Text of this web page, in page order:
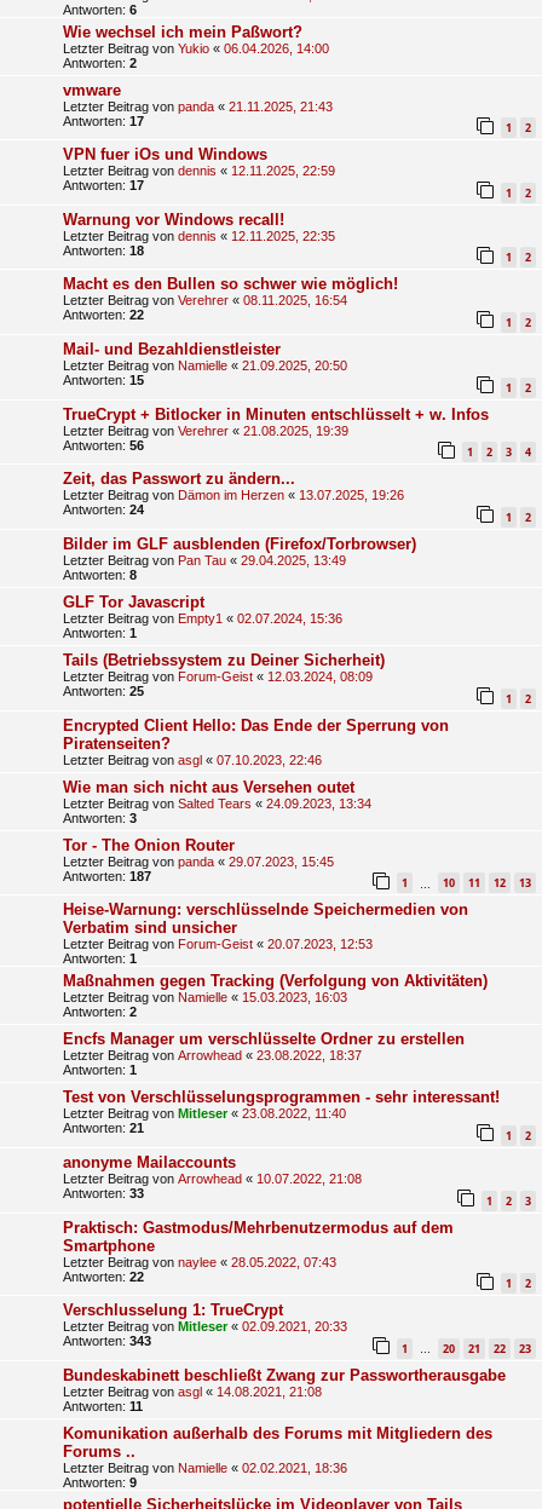
Antworten: 6
Wie wechsel ich mein Paßwort?
Letzter Beitrag von Yukio « 06.04.2026, 14:00
Antworten: 2
vmware
Letzter Beitrag von panda « 21.11.2025, 21:43
Antworten: 17 1 2
VPN fuer iOs und Windows
Letzter Beitrag von dennis « 12.11.2025, 22:59
Antworten: 17 1 2
Warnung vor Windows recall!
Letzter Beitrag von dennis « 12.11.2025, 22:35
Antworten: 18 1 2
Macht es den Bullen so schwer wie möglich!
Letzter Beitrag von Verehrer « 08.11.2025, 16:54
Antworten: 22 1 2
Mail- und Bezahldienstleister
Letzter Beitrag von Namielle « 21.09.2025, 20:50
Antworten: 15 1 2
TrueCrypt + Bitlocker in Minuten entschlüsselt + w. Infos
Letzter Beitrag von Verehrer « 21.08.2025, 19:39
Antworten: 56 1 2 3 4
Zeit, das Passwort zu ändern...
Letzter Beitrag von Dämon im Herzen « 13.07.2025, 19:26
Antworten: 24 1 2
Bilder im GLF ausblenden (Firefox/Torbrowser)
Letzter Beitrag von Pan Tau « 29.04.2025, 13:49
Antworten: 8
GLF Tor Javascript
Letzter Beitrag von Empty1 « 02.07.2024, 15:36
Antworten: 1
Tails (Betriebssystem zu Deiner Sicherheit)
Letzter Beitrag von Forum-Geist « 12.03.2024, 08:09
Antworten: 25 1 2
Encrypted Client Hello: Das Ende der Sperrung von
Piratenseiten?
Letzter Beitrag von asgl « 07.10.2023, 22:46
Wie man sich nicht aus Versehen outet
Letzter Beitrag von Salted Tears « 24.09.2023, 13:34
Antworten: 3
Tor - The Onion Router
Letzter Beitrag von panda « 29.07.2023, 15:45
Antworten: 187 1 10 11 12 13
Heise-Warnung: verschlüsselnde Speichermedien von
Verbatim sind unsicher
Letzter Beitrag von Forum-Geist « 20.07.2023, 12:53
Antworten: 1
Maßnahmen gegen Tracking (Verfolgung von Aktivitäten)
Letzter Beitrag von Namielle « 15.03.2023, 16:03
Antworten: 2
Encfs Manager um verschlüsselte Ordner zu erstellen
Letzter Beitrag von Arrowhead « 23.08.2022, 18:37
Antworten: 1
Test von Verschlüsselungsprogrammen - sehr interessant!
Letzter Beitrag von Mitleser« 23.08.2022, 11:40
Antworten: 21 1 2
anonyme Mailaccounts
Letzter Beitrag von Arrowhead « 10.07.2022, 21:08
Antworten: 33 1 2 3
Praktisch: Gastmodus/Mehrbenutzermodus auf dem
Smartphone
Letzter Beitrag von naylee « 28.05.2022, 07:43
Antworten: 22 1 2
Verschlusselung 1: TrueCrypt
Letzter Beitrag von Mitleser« 02.09.2021, 20:33
Antworten: 343 1 … 20 21 22 23
Bundeskabinett beschließt Zwang zur Passwortherausgabe
Letzter Beitrag von asgl « 14.08.2021, 21:08
Antworten: 11
Komunikation außerhalb des Forums mit Mitgliedern des
Forums ..
Letzter Beitrag von Namielle « 02.02.2021, 18:36
Antworten: 9
potentielle Sicherheitslücke im Videoplayer von Tails